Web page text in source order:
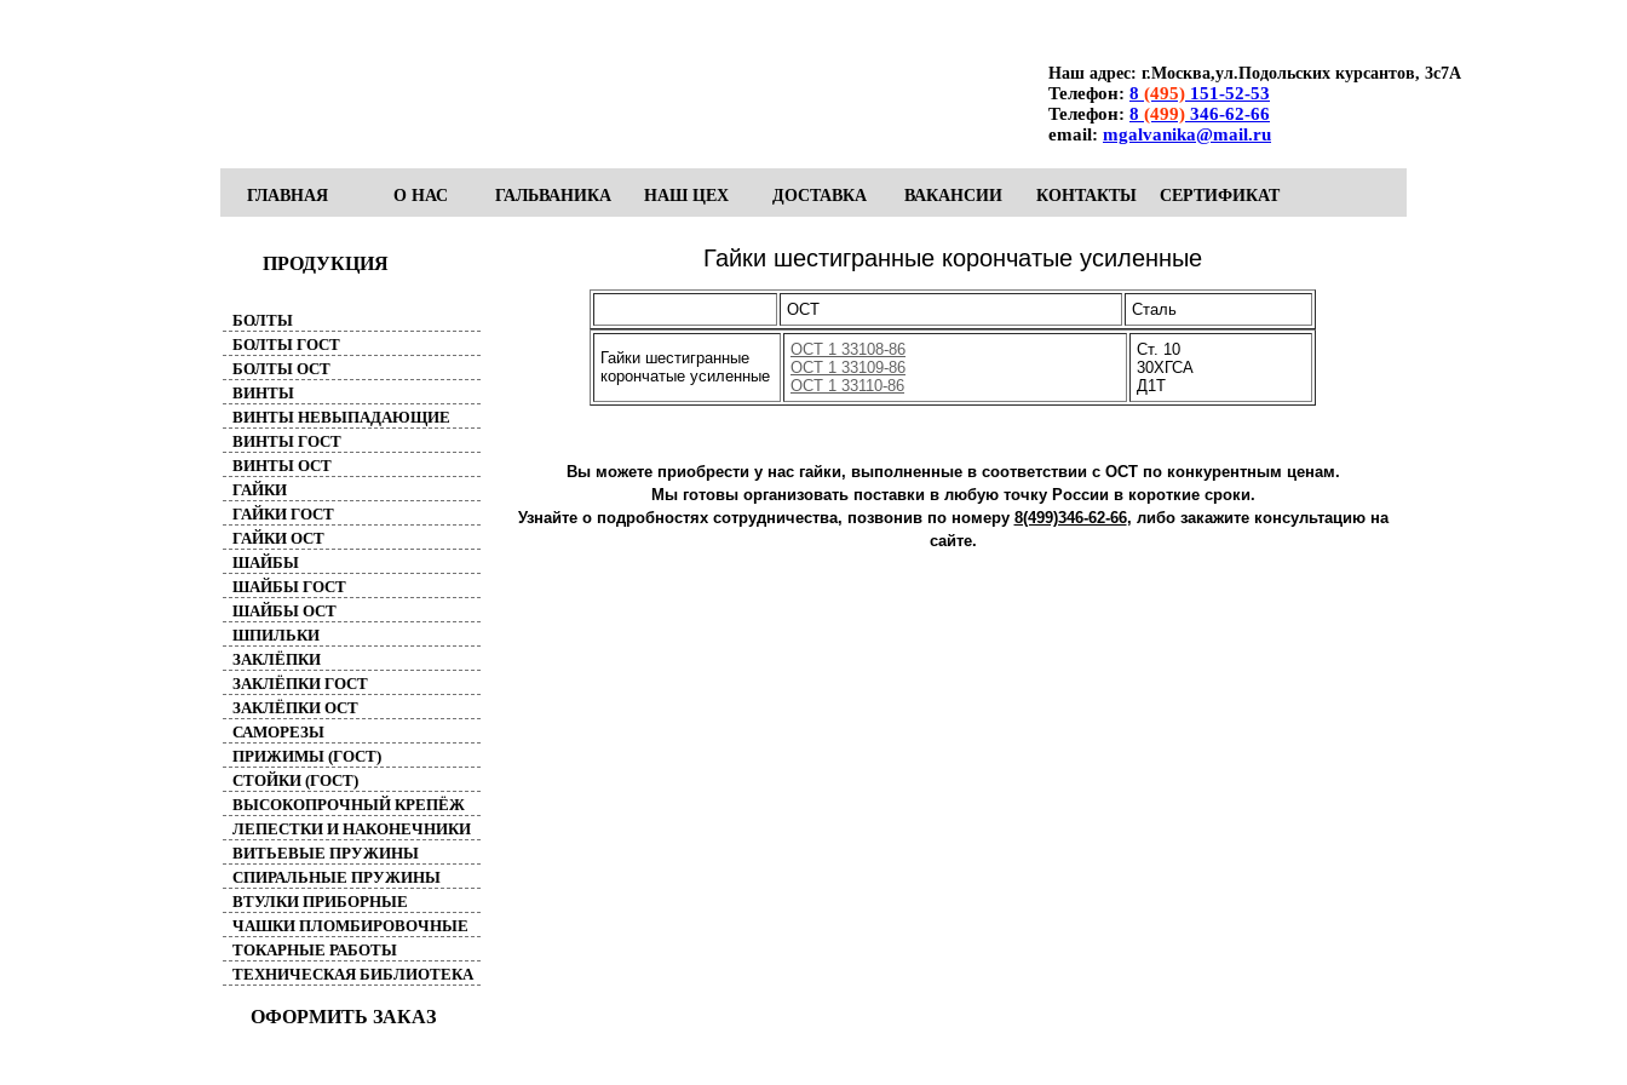
Наш адрес: г.Москва,ул.Подольских курсантов, 3с7А
Телефон: 8 (495) 151-52-53
Телефон: 8 (499) 346-62-66
email: mgalvanika@mail.ru
ГЛАВНАЯ О НАС ГАЛЬВАНИКА НАШ ЦЕХ ДОСТАВКА ВАКАНСИИ КОНТАКТЫ СЕРТИФИКАТ
ПРОДУКЦИЯ
БОЛТЫ
БОЛТЫ ГОСТ
БОЛТЫ ОСТ
ВИНТЫ
ВИНТЫ НЕВЫПАДАЮЩИЕ
ВИНТЫ ГОСТ
ВИНТЫ ОСТ
ГАЙКИ
ГАЙКИ ГОСТ
ГАЙКИ ОСТ
ШАЙБЫ
ШАЙБЫ ГОСТ
ШАЙБЫ ОСТ
ШПИЛЬКИ
ЗАКЛЁПКИ
ЗАКЛЁПКИ ГОСТ
ЗАКЛЁПКИ ОСТ
САМОРЕЗЫ
ПРИЖИМЫ (ГОСТ)
СТОЙКИ (ГОСТ)
ВЫСОКОПРОЧНЫЙ КРЕПЁЖ
ЛЕПЕСТКИ И НАКОНЕЧНИКИ
ВИТЬЕВЫЕ ПРУЖИНЫ
СПИРАЛЬНЫЕ ПРУЖИНЫ
ВТУЛКИ ПРИБОРНЫЕ
ЧАШКИ ПЛОМБИРОВОЧНЫЕ
ТОКАРНЫЕ РАБОТЫ
ТЕХНИЧЕСКАЯ БИБЛИОТЕКА
ОФОРМИТЬ ЗАКАЗ
Гайки шестигранные корончатые усиленные
ОСТ Сталь
Гайки шестигранные
корончатые усиленные
ОСТ 1 33108-86
ОСТ 1 33109-86
ОСТ 1 33110-86
Ст. 10
30ХГСА
Д1Т
Вы можете приобрести у нас гайки, выполненные в соответствии с ОСТ по конкурентным ценам.
Мы готовы организовать поставки в любую точку России в короткие сроки.
Узнайте о подробностях сотрудничества, позвонив по номеру 8(499)346-62-66, либо закажите консультацию на
сайте.